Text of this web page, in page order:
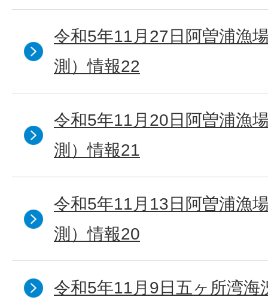
令和5年11月27日阿曽浦漁
測）情報22
令和5年11月20日阿曽浦漁
測）情報21
令和5年11月13日阿曽浦漁
測）情報20
令和5年11月9日五ヶ所湾海